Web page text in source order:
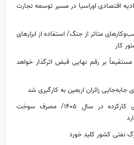
اقتصادی اوراسیا در مسیر توسعه تجارت
متاثر از جنگ/ استفاده از ابزارهای
کار
بر رقم نهایی قبض اثرگذار خواهد
واردات ۲۵ هزار خودروی کارکرده در سال ۱۴۰۵/ مصرف سوخت
نفتی کشور کلید خورد